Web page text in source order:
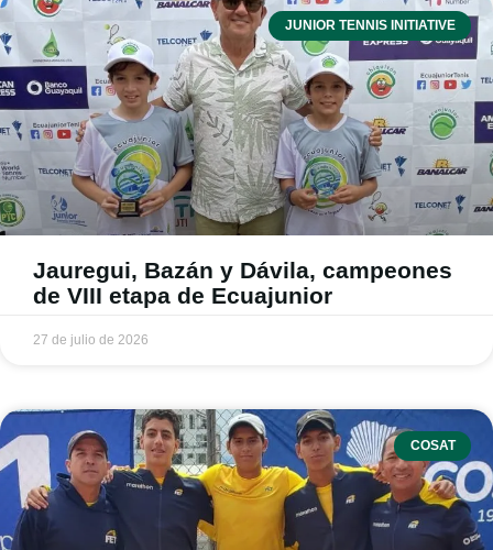
JUNIOR TENNIS INITIATIVE
Jauregui, Bazán y Dávila, campeones
de VIII etapa de Ecuajunior
27 de julio de 2026
COSAT